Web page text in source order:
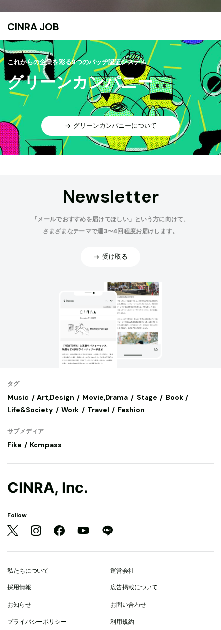
CINRA JOB
これからの企業を彩る9つのバッヂ認証システム
グリーンカンパニー
グリーンカンパニーについて
Newsletter
「メールでおすすめを届けてほしい」という方に向けて、
さまざまなテーマで週3〜4回程度お届けします。
受け取る
タグ
Music Art,Design Movie,Drama Stage
Book
Life&Society
Work Travel Fashion
サブメディア
Fika Kompass
CINRA, Inc.
Follow
私たちについて 運営会社
採用情報 広告掲載について
お知らせ お問い合わせ
プライバシーポリシー 利用規約